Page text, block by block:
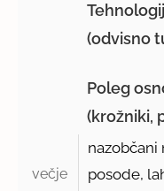
(odvisno
Poleg
(krožniki,
nazobčani
večje
posode,